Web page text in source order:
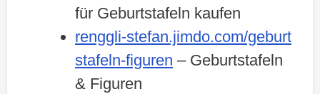
für Geburtstafeln kaufen
renggli-stefan.jimdo.com/geburt
stafeln-figuren – Geburtstafeln
& Figuren